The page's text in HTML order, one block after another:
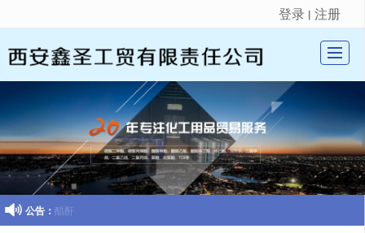
很遗憾，因您的浏览器版本过低导致无法获得最佳浏览体验，推荐下载安装谷歌浏览器！
登录 丨 注册
关于我们
酸酯、酸酐类
酚酮类
有机醇类
 公告： 醋酐